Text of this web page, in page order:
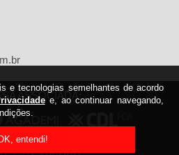
e tecnologias semelhantes de acordo
e, ao continuar navegando,
entendi!
ASSOCIADA: